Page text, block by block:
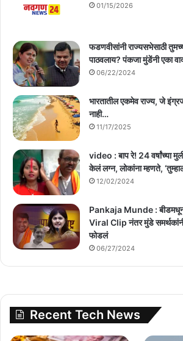
01/15/2026
फडणवीसांनी राज्यसभेसाठी
पाठवलाय? पंकजा मुंडेंनी एका
06/22/2024
भारतातील एकमेव राज्य, जे
नाही…
11/17/2025
video : बाप रे! 24 वर्षांच्या
केलं लग्न, लोकांना म्हणते,
12/02/2024
Pankaja Munde : बीडमधून
Viral Clip नंतर मुंडे
फोडलं
06/27/2024
Recent Tech News